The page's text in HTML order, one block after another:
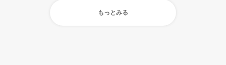
もっとみる